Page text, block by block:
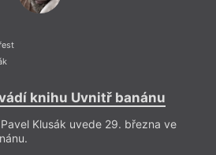
knihu Uvnitř banánu
Klusák uvede 29. března ve